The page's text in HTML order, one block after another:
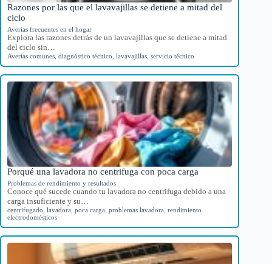
Razones por las que el lavavajillas se detiene a mitad del
ciclo
Averías frecuentes en el hogar
Explora las razones detrás de un lavavajillas que se detiene a mitad
del ciclo sin…
Averías comunes diagnóstico técnico lavavajillas servicio técnico
Porqué una lavadora no centrifuga con poca carga
Problemas de rendimiento y resultados
Conoce qué sucede cuando tu lavadora no centrifuga debido a una
carga insuficiente y su…
centrifugado lavadora poca carga problemas lavadora rendimiento
electrodomésticos